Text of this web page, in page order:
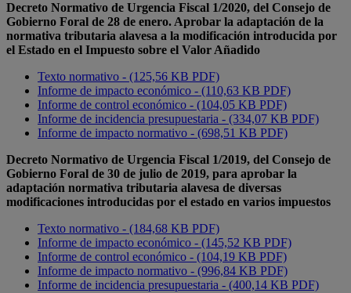
Decreto Normativo de Urgencia Fiscal 1/2020, del Consejo de
Gobierno Foral de 28 de enero. Aprobar la adaptación de la
normativa tributaria alavesa a la modificación introducida por
el Estado en el Impuesto sobre el Valor Añadido
Texto normativo - (125,56 KB PDF)
Informe de impacto económico - (110,63 KB PDF)
Informe de control económico - (104,05 KB PDF)
Informe de incidencia presupuestaria - (334,07 KB PDF)
Informe de impacto normativo - (698,51 KB PDF)
Decreto Normativo de Urgencia Fiscal 1/2019, del Consejo de
Gobierno Foral de 30 de julio de 2019, para aprobar la
adaptación normativa tributaria alavesa de diversas
modificaciones introducidas por el estado en varios impuestos
Texto normativo - (184,68 KB PDF)
Informe de impacto económico - (145,52 KB PDF)
Informe de control económico - (104,19 KB PDF)
Informe de impacto normativo - (996,84 KB PDF)
Informe de incidencia presupuestaria - (400,14 KB PDF)